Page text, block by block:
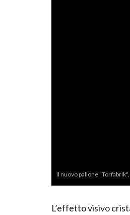
Il nuovo pallone
L’effetto visivo